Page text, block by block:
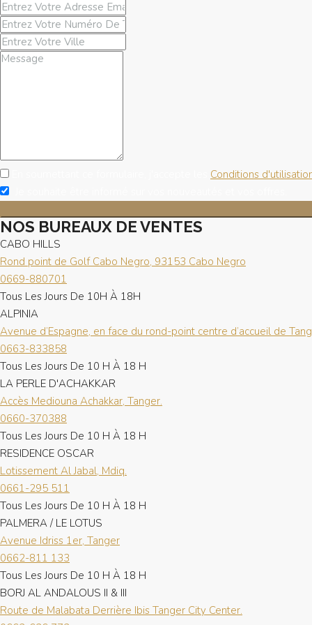
Conditions
NOS BUREAUX DE VENTES
CABO HILLS
Rond point de Golf Cabo Negro, 93153 Cabo Negro
0669-880701
Tous Les Jours De 10H À 18H
ALPINIA
Avenue d’Espagne, en face du rond-point centre d’accueil de
0663-833858
Tous Les Jours De 10 H À 18 H
LA PERLE D'ACHAKKAR
Accès Mediouna Achakkar, Tanger.
0660-370388
Tous Les Jours De 10 H À 18 H
RESIDENCE OSCAR
Lotissement Al Jabal, Mdiq.
0661-295 511
Tous Les Jours De 10 H À 18 H
PALMERA / LE LOTUS
Avenue Idriss 1er, Tanger
0662-811 133
Tous Les Jours De 10 H À 18 H
BORJ AL ANDALOUS II & III
Route de Malabata Derrière Ibis Tanger City Center.